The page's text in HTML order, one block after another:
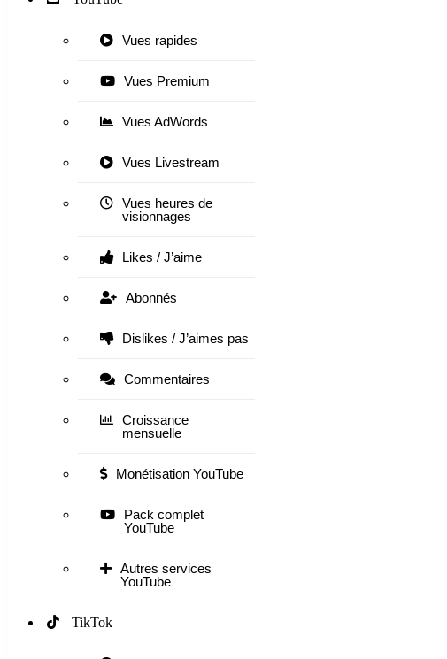
Vues rapides
Vues Premium
Vues AdWords
Vues Livestream
Vues heures de
visionnages
Likes / J’aime
Abonnés
Dislikes / J’aimes pas
Commentaires
Croissance
mensuelle
Monétisation YouTube
Pack complet
YouTube
Autres services
YouTube
TikTok